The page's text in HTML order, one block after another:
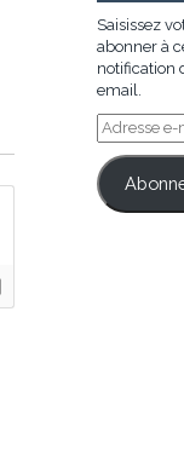
Saisissez
abonner à
notification
email.
Adresse
e-
mail